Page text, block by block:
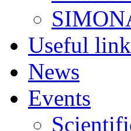
Useful
News
Events